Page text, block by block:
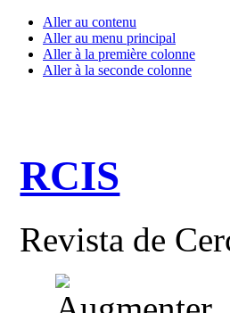
Aller au contenu
Aller au menu principal
Aller à la première colonne
Aller à la seconde colonne
RCIS
Revista de